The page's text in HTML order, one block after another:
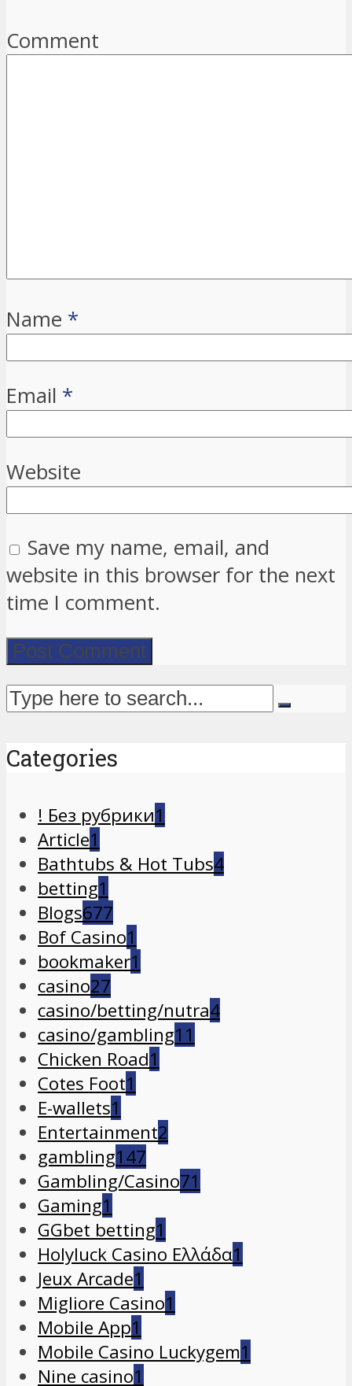
Comment
Name *
Email *
Website
Save my name, email, and
website in this browser for the next
time I comment.
Categories
! Без рубрики1
Article1
Bathtubs & Hot Tubs4
betting1
Blogs677
Bof Casino1
bookmaker1
casino27
casino/betting/nutra4
casino/gambling11
Chicken Road1
Cotes Foot1
E-wallets1
Entertainment2
gambling147
Gambling/Casino71
Gaming1
GGbet betting1
Holyluck Casino Ελλάδα1
Jeux Arcade1
Migliore Casino1
Mobile App1
Mobile Casino Luckygem1
Nine casino1